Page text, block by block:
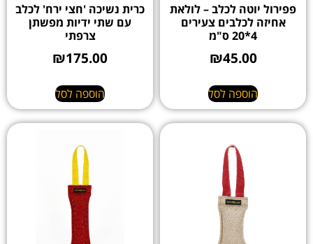
פפירול יוטה לכלב – לולאת
אחיזה לכלבים צעירים
4*20 ס"מ
₪45.00
הוספה לסל
כרית נשיכה 'חצי ירח' לכלב
עם שתי ידיות מפשתן
צרפתי
₪175.00
הוספה לסל